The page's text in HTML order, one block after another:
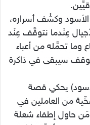
وكشْف أسراره،
عِنْدما نتوقَّف عِنْد
تحمَّله من أعباء
سيبقى في ذاكرة
يحكي قصة
من العاملين في
مَن حاول إطفاء شعلة